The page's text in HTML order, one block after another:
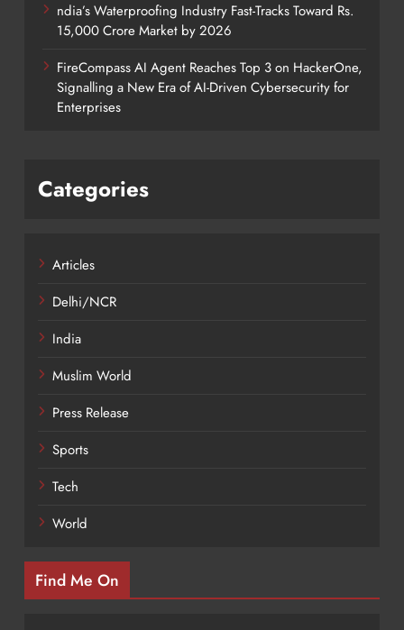
ndia’s Waterproofing Industry Fast-Tracks Toward Rs.
15,000 Crore Market by 2026
FireCompass AI Agent Reaches Top 3 on HackerOne,
Signalling a New Era of AI-Driven Cybersecurity for
Enterprises
Categories
Articles
Delhi/NCR
India
Muslim World
Press Release
Sports
Tech
World
Find Me On